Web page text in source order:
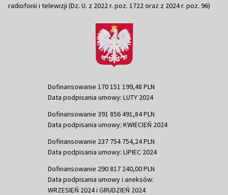
radiofonii i telewizji (Dz. U. z 2022 r. poz. 1722 oraz z 2024 r. poz. 96)
Dofinansowanie 170 151 199,48 PLN
Data podpisania umowy: LUTY 2024
Dofinansowanie 391 856 491,84 PLN
Data podpisania umowy: KWIECIEŃ 2024
Dofinansowanie 237 754 754,24 PLN
Data podpisania umowy: LIPIEC 2024
Dofinansowanie 290 817 240,00 PLN
Data podpisania umowy i aneksów:
WRZESIEŃ 2024 i GRUDZIEŃ 2024